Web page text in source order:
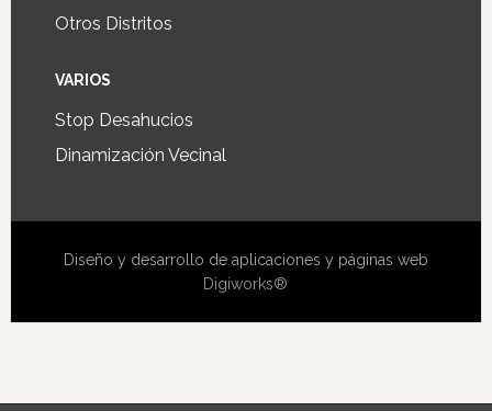
Otros Distritos
VARIOS
Stop Desahucios
Dinamización Vecinal
Diseño y desarrollo de aplicaciones y páginas web
Digiworks®